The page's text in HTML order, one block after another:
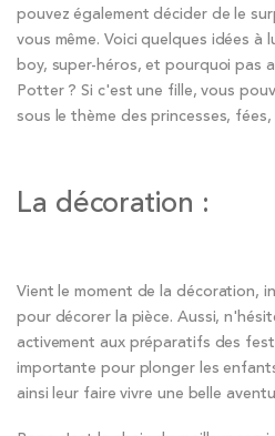
pouvez également décider de le
vous même. Voici quelques idées
boy, super-héros, et pourquoi pas
Potter ? Si c'est une fille, vous
sous le thème des princesses, fées,
La décoration :
Vient le moment de la décoration,
pour décorer la pièce. Aussi,
activement aux préparatifs des
importante pour plonger les
ainsi leur faire vivre une belle